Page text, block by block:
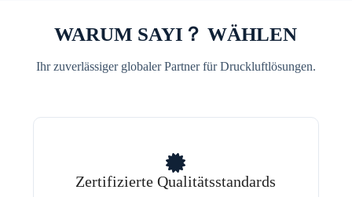
WARUM SAYI？ WÄHLEN
Ihr zuverlässiger globaler Partner für Druckluftlösungen.
Zertifizierte Qualitätsstandards